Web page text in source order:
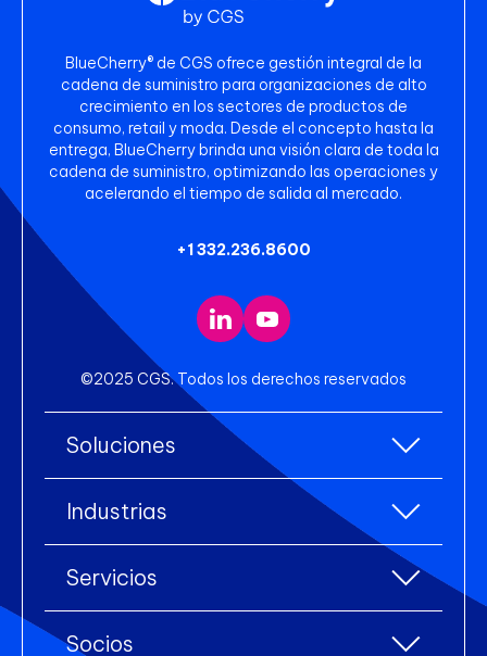
BlueCherry® de CGS ofrece gestión integral de la
cadena de suministro para organizaciones de alto
crecimiento en los sectores de productos de
consumo, retail y moda. Desde el concepto hasta la
entrega, BlueCherry brinda una visión clara de toda la
cadena de suministro, optimizando las operaciones y
acelerando el tiempo de salida al mercado.
+1 332.236.8600
©2025 CGS. Todos los derechos reservados
Soluciones
Planificación de Recursos Empresariales
Integración de comercio electrónico
Industrias
Accesorios
Servicios
Socios